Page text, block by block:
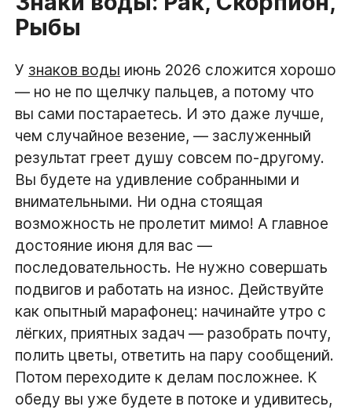
Рыбы
У знаков воды июнь 2026 сложится хорошо
— но не по щелчку пальцев, а потому что
вы сами постараетесь. И это даже лучше,
чем случайное везение, — заслуженный
результат греет душу совсем по-другому.
Вы будете на удивление собранными и
внимательными. Ни одна стоящая
возможность не пролетит мимо! А главное
достояние июня для вас —
последовательность. Не нужно совершать
подвигов и работать на износ. Действуйте
как опытный марафонец: начинайте утро с
лёгких, приятных задач — разобрать почту,
полить цветы, ответить на пару сообщений.
Потом переходите к делам посложнее. К
обеду вы уже будете в потоке и удивитесь,